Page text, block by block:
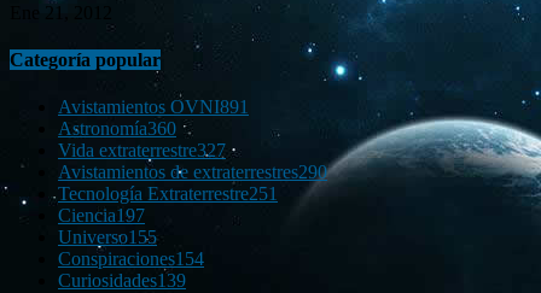
Ene 21, 2012
Categoría popular
Avistamientos OVNI891
Astronomía360
Vida extraterrestre327
Avistamientos de extraterrestres290
Tecnología Extraterrestre251
Ciencia197
Universo155
Conspiraciones154
Curiosidades139